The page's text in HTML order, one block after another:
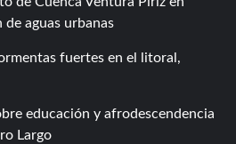
aguas urbanas
fuertes en el litoral,
educación y afrodescendencia
Largo